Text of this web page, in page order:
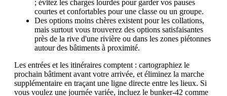
; évitez les charges lourdes pour garder vos pauses
courtes et confortables pour une classe ou un groupe.
Des options moins chères existent pour les collations,
mais surtout vous trouverez des options satisfaisantes
près de la rive d'une rivière ou dans les zones piétonnes
autour des bâtiments à proximité.
Les entrées et les itinéraires comptent : cartographiez le
prochain bâtiment avant votre arrivée, et éliminez la marche
supplémentaire en traçant une ligne directe entre les lieux. Si
vous voulez une journée variée, incluez le bunker-42 comme